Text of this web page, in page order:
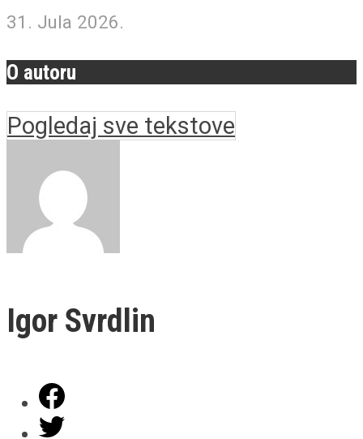
31. Jula 2026.
O autoru
Pogledaj sve tekstove
Igor Svrdlin